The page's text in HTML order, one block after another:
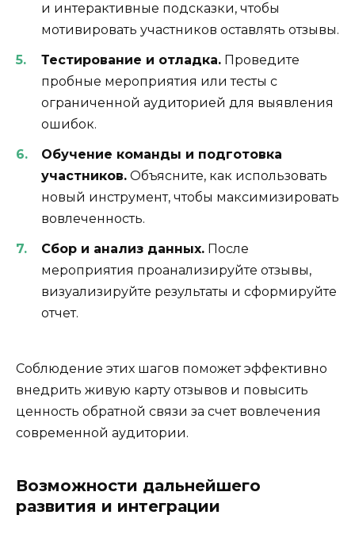
и интерактивные подсказки, чтобы
мотивировать участников оставлять отзывы.
Тестирование и отладка. Проведите
пробные мероприятия или тесты с
ограниченной аудиторией для выявления
ошибок.
Обучение команды и подготовка
участников. Объясните, как использовать
новый инструмент, чтобы максимизировать
вовлеченность.
Сбор и анализ данных. После
мероприятия проанализируйте отзывы,
визуализируйте результаты и сформируйте
отчет.
Соблюдение этих шагов поможет эффективно
внедрить живую карту отзывов и повысить
ценность обратной связи за счет вовлечения
современной аудитории.
Возможности дальнейшего
развития и интеграции